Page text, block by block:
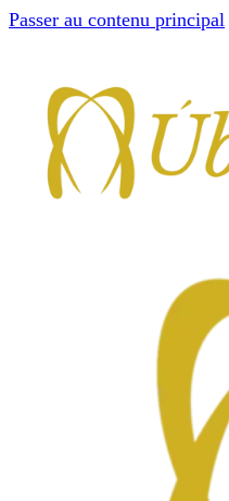
Passer au contenu principal